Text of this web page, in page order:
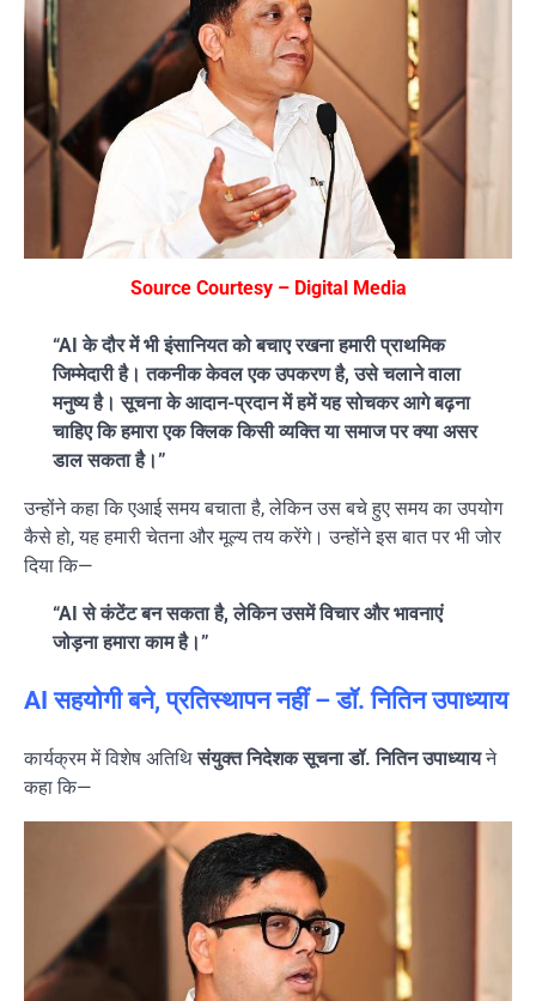
Source Courtesy – Digital Media
“AI के दौर में भी इंसानियत को बचाए रखना हमारी प्राथमिक
जिम्मेदारी है। तकनीक केवल एक उपकरण है, उसे चलाने वाला
मनुष्य है। सूचना के आदान-प्रदान में हमें यह सोचकर आगे बढ़ना
चाहिए कि हमारा एक क्लिक किसी व्यक्ति या समाज पर क्या असर
डाल सकता है।”
उन्होंने कहा कि एआई समय बचाता है, लेकिन उस बचे हुए समय का उपयोग
कैसे हो, यह हमारी चेतना और मूल्य तय करेंगे। उन्होंने इस बात पर भी जोर
दिया कि—
“AI से कंटेंट बन सकता है, लेकिन उसमें विचार और भावनाएं
जोड़ना हमारा काम है।”
AI सहयोगी बने, प्रतिस्थापन नहीं – डॉ. नितिन उपाध्याय
कार्यक्रम में विशेष अतिथिसंयुक्त निदेशक सूचना डॉ. नितिन उपाध्यायने
कहा कि—